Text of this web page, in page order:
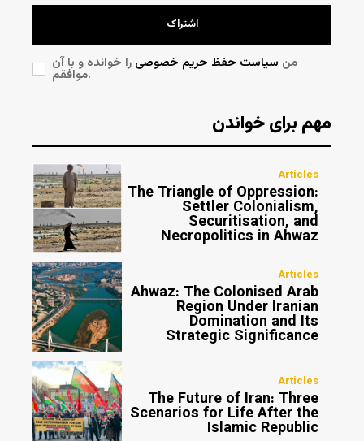
اشتراک
من سیاست حفظ حریم خصوصی را خوانده و با آن
موافقم.
مهم برای خواندن
Articles
The Triangle of Oppression:
Settler Colonialism,
Securitisation, and
Necropolitics in Ahwaz
Articles
Ahwaz: The Colonised Arab
Region Under Iranian
Domination and Its
Strategic Significance
Articles
The Future of Iran: Three
Scenarios for Life After the
Islamic Republic